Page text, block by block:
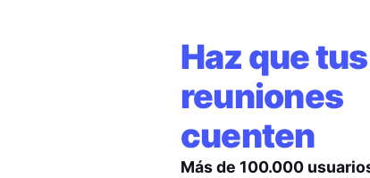
Haz que tus
reuniones
cuenten
Más de 100.000